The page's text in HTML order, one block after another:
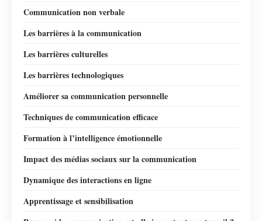
Communication non verbale
Les barrières à la communication
Les barrières culturelles
Les barrières technologiques
Améliorer sa communication personnelle
Techniques de communication efficace
Formation à l’intelligence émotionnelle
Impact des médias sociaux sur la communication
Dynamique des interactions en ligne
Apprentissage et sensibilisation